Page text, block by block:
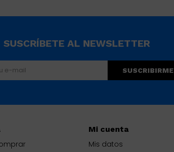
Mi cuenta
Mis datos
SUSCRÍBETE AL NEWSLETTER
SUSCRIBIRME